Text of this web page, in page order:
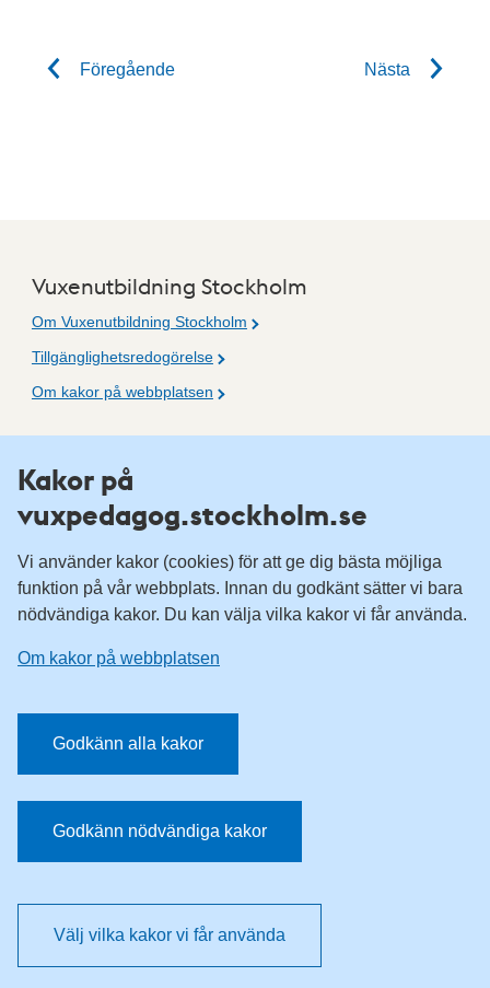
Föregående Nästa
Vuxenutbildning Stockholm
Om Vuxenutbildning Stockholm
Tillgänglighetsredogörelse
Om kakor på webbplatsen
Fler resurser
Vuxenutbildning Stockholm
Information för leverantörsskolor
Sociala medier
Vuxenutbildning Stockholm, Instagram
Har du tips på vad vi borde publicera på webbplatsen? Mejla
Kakor på
vuxpedagog.stockholm.se
Vi använder kakor (cookies) för att ge dig bästa möjliga
funktion på vår webbplats. Innan du godkänt sätter vi bara
nödvändiga kakor. Du kan välja vilka kakor vi får använda.
Om kakor på webbplatsen
Godkänn alla kakor
Godkänn nödvändiga kakor
Välj vilka kakor vi får använda